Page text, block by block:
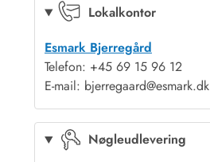
Lokalkontor
Esmark Bjerregård
Telefon: +45 69 15 96 12
E-mail: bjerregaard@esmark.dk
Nøgleudlevering